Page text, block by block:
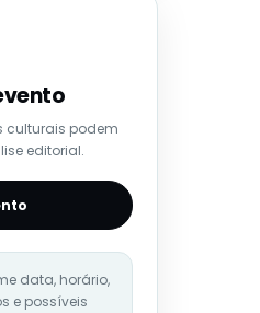
culturais podem
editorial.
data, horário,
e possíveis